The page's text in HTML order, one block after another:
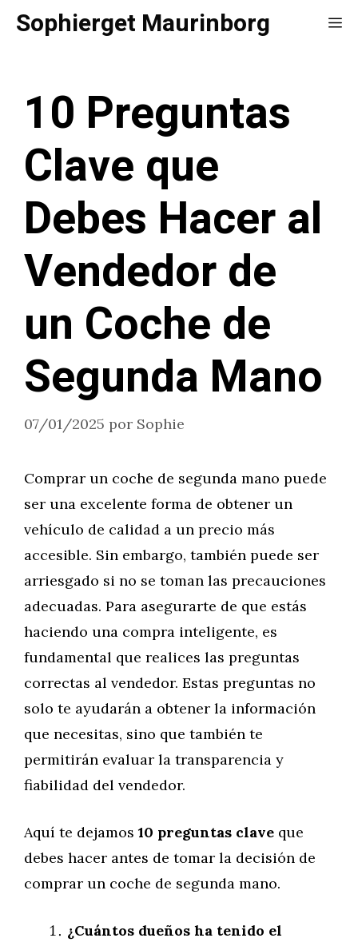
SaltarSophierget Maurinborg
10 Preguntas
Clave que
Debes Hacer al
Vendedor de
un Coche de
Segunda Mano
07/01/2025 por Sophie
Comprar un coche de segunda mano puede
ser una excelente forma de obtener un
vehículo de calidad a un precio más
accesible. Sin embargo, también puede ser
arriesgado si no se toman las precauciones
adecuadas. Para asegurarte de que estás
haciendo una compra inteligente, es
fundamental que realices las preguntas
correctas al vendedor. Estas preguntas no
solo te ayudarán a obtener la información
que necesitas, sino que también te
permitirán evaluar la transparencia y
fiabilidad del vendedor.
Aquí te dejamos 10 preguntas clave que
debes hacer antes de tomar la decisión de
comprar un coche de segunda mano.
¿Cuántos dueños ha tenido el